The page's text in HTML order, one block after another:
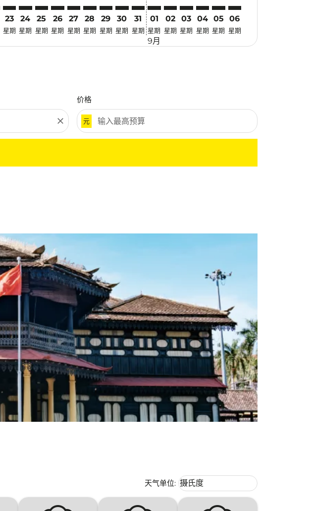
23
星期
24
星期
25
星期
26
星期
27
星期
28
星期
29
星期
30
星期
31
星期
01
星期
9月
02
星期
03
星期
04
星期
05
星期
06
星期
close
价格
元
天气单位: Weather unit option 摄氏度
摄氏度
keyboard_arrow_down